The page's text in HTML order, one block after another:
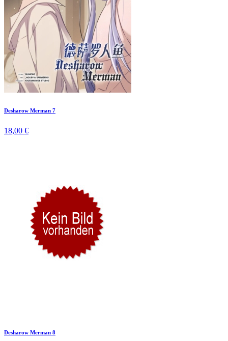
Desharow Merman 7
18,00 €
Desharow Merman 8